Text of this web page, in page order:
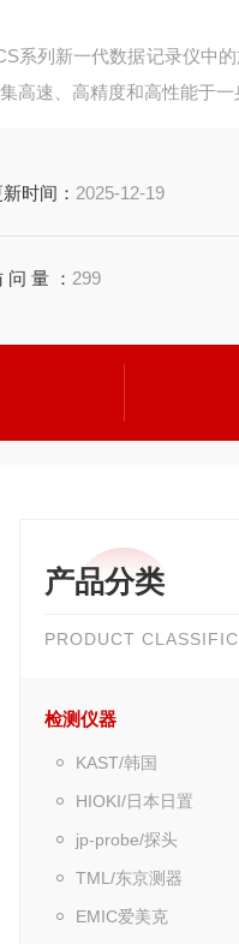
系列新一代数据记录仪中的
高速、高精度和高性能于一
时间： 2025-12-19
问 量 ： 299
产品分类
PRODUCT
检测仪器
KAST/韩国
HIOKI/日本日置
jp-probe/探头
TML/东京测器
EMIC爱美克